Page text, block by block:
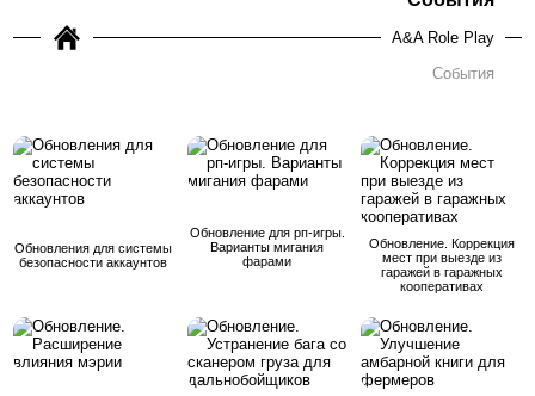
A&A Role Play
События
Обновления для системы
безопасности аккаунтов
Обновление для рп-игры.
Варианты мигания
фарами
Обновление. Коррекция
мест при выезде из
гаражей в гаражных
кооперативах